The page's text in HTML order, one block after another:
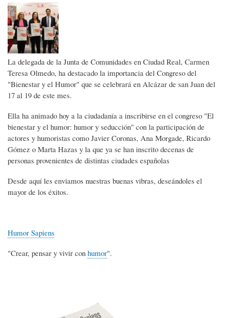
La delegada de la Junta de Comunidades en Ciudad Real, Carmen
Teresa Olmedo, ha destacado la importancia del Congreso del
"Bienestar y el Humor" que se celebrará en Alcázar de san Juan del
17 al 19 de este mes.
Ella ha animado hoy a la ciudadanía a inscribirse en el congreso "El
bienestar y el humor: humor y seducción" con la participación de
actores y humoristas como Javier Coronas, Ana Morgade, Ricardo
Gómez o Marta Hazas y la que ya se han inscrito decenas de
personas provenientes de distintas ciudades españolas
Desde aquí les enviamos nuestras buenas vibras, deseándoles el
mayor de los éxitos.
Humor Sapiens
"Crear, pensar y vivir con humor".